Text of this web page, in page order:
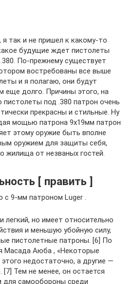
я так и не пришел к какому-то
будущие ждет пистолеты
По-прежнему существует
востребованы все выше
и я полагаю, они будут
еще долго. Причины этого, на
пистолеты под .380 патрон очень
прекрасны и стильные. Ну
мощью патрона 9х19мм патрон
этому оружие быть вполне
оружием для защиты себя,
жилища от незваных гостей.
[ править ]
с 9-мм патроном Luger .
легкий, но имеет относительно
и меньшую убойную силу,
пистолетные патроны. [6] По
Масада Аюба , «Некоторые
недостаточно, а другие —
[7] Тем не менее, он остается
для самообороны среди